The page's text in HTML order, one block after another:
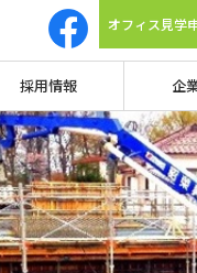
オフィス見学
採用情報 企